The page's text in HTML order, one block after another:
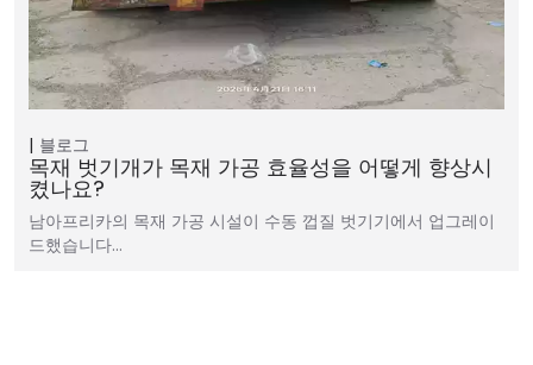
블로그
목재 벗기개가 목재 가공 효율성을 어떻게 향상시
켰나요?
남아프리카의 목재 가공 시설이 수동 껍질 벗기기에서 업그레이
드했습니다…